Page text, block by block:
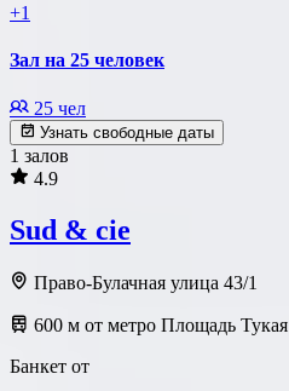
+1
Зал на 25 человек
25 чел
Узнать свободные даты
1 залов
4.9
Sud & cie
Право-Булачная улица 43/1
600 м от метро Площадь Тукая
Банкет от